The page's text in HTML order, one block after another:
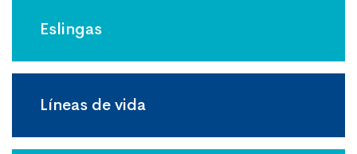
Eslingas
Líneas de vida